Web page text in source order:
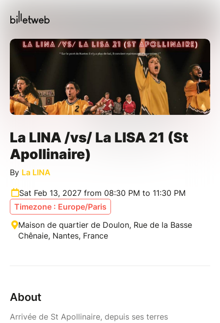
La LINA /vs/ La LISA 21 (St
Apollinaire)
By La LINA
Sat Feb 13, 2027 from 08:30 PM to 11:30 PM
Timezone : Europe/Paris
Maison de quartier de Doulon, Rue de la Basse
Chênaie, Nantes, France
About
Arrivée de St Apollinaire, depuis ses terres